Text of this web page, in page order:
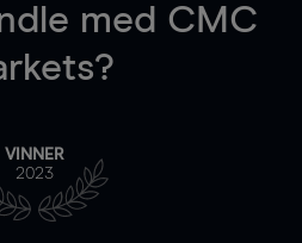
med CMC
VINNER
2023